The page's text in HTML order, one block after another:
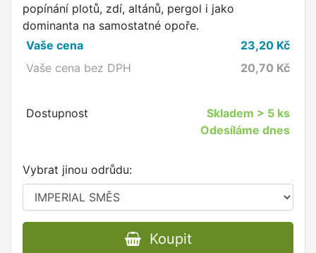
popínání plotů, zdí, altánů, pergol i jako
dominanta na samostatné opoře.
Vaše cena
23,20 Kč
Vaše cena bez DPH
20,70 Kč
Dostupnost Skladem > 5 ks
Odesíláme dnes
Vybrat jinou odrůdu:
Koupit